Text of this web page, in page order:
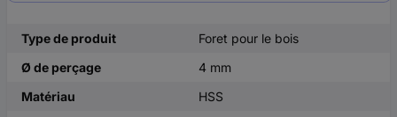
Type de produit
Foret pour le bois
Ø de perçage
4 mm
Matériau
HSS